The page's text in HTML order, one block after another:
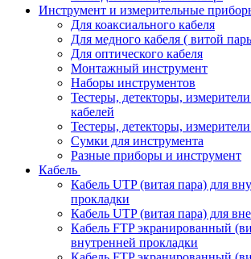
Инструмент и измерительные
Для коаксиального кабеля
Для медного кабеля ( витой
Для оптического кабеля
Монтажный инструмент
Наборы инструментов
Тестеры, детекторы,
кабелей
Тестеры, детекторы,
Сумки для инструмента
Разные приборы и инструмент
Кабель
Кабель UTP (витая пара) для
прокладки
Кабель UTP (витая пара) для
Кабель FTP экранированный
внутренней прокладки